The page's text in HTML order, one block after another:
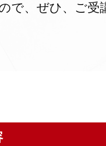
で、ぜひ、ご受